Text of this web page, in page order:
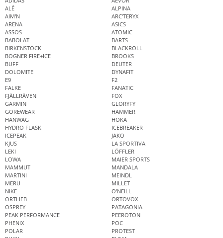
ALÉ
ALPINA
AIM'N
ARC'TERYX
ARENA
ASICS
ASSOS
ATOMIC
BABOLAT
BARTS
BIRKENSTOCK
BLACKROLL
BOGNER FIRE+ICE
BROOKS
BUFF
DEUTER
DOLOMITE
DYNAFIT
E9
F2
FALKE
FANATIC
FJÄLLRÄVEN
FOX
GARMIN
GLORYFY
GOREWEAR
HAMMER
HANWAG
HOKA
HYDRO FLASK
ICEBREAKER
ICEPEAK
JAKO
KJUS
LA SPORTIVA
LEKI
LÖFFLER
LOWA
MAIER SPORTS
MAMMUT
MANDALA
MARTINI
MEINDL
MERU
MILLET
NIKE
O'NEILL
ORTLIEB
ORTOVOX
OSPREY
PATAGONIA
PEAK PERFORMANCE
PEEROTON
PHENIX
POC
POLAR
PROTEST